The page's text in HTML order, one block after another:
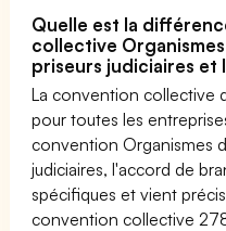
Quelle est la
collective
priseurs judiciaires
La convention collective
pour toutes les
convention Organismes
judiciaires, l'accord de
spécifiques et vient
convention collective